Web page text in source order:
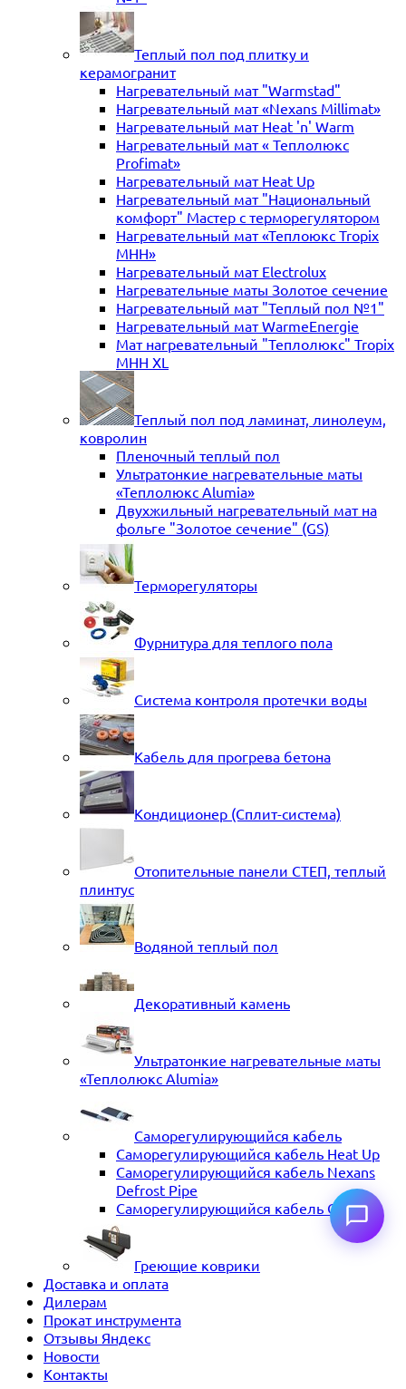
Теплый пол под плитку и
керамогранит
Нагревательный мат "Warmstad"
Нагревательный мат «Nexans Millimat»
Нагревательный мат Heat 'n' Warm
Нагревательный мат « Теплолюкс
Profimat»
Нагревательный мат Heat Up
Нагревательный мат "Национальный
комфорт" Мастер с терморегулятором
Нагревательный мат «Теплоюкс Tropix
MHH»
Нагревательный мат Electrolux
Нагревательные маты Золотое сечение
Нагревательный мат "Теплый пол №1"
Нагревательный мат WarmeEnergie
Мат нагревательный "Теплолюкс" Tropix
МНН XL
Теплый пол под ламинат, линолеум,
ковролин
Пленочный теплый пол
Ультратонкие нагревательные маты
«Теплолюкс Alumia»
Двухжильный нагревательный мат на
фольге "Золотое сечение" (GS)
Терморегуляторы
Фурнитура для теплого пола
Система контроля протечки воды
Кабель для прогрева бетона
Кондиционер (Сплит-система)
Отопительные панели СТЕП, теплый
плинтус
Водяной теплый пол
Декоративный камень
Ультратонкие нагревательные маты
«Теплолюкс Alumia»
Саморегулирующийся кабель
Саморегулирующийся кабель Heat Up
Саморегулирующийся кабель Nexans
Defrost Pipe
Саморегулирующийся кабель ССТ
Греющие коврики
Доставка и оплата
Дилерам
Прокат инструмента
Отзывы Яндекс
Новости
Контакты